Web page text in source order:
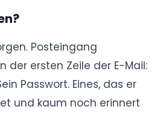
Posteingang
der ersten Zeile der E-Mail:
Passwort. Eines, das er
und kaum noch erinnert